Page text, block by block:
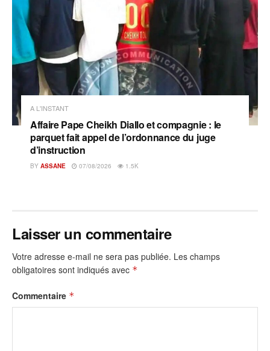
A L'INSTANT
Affaire Pape Cheikh Diallo et compagnie : le
parquet fait appel de l’ordonnance du juge
d’instruction
BY ASSANE 07/08/2026 1.5K
Laisser un commentaire
Votre adresse e-mail ne sera pas publiée. Les champs
obligatoires sont indiqués avec *
Commentaire *